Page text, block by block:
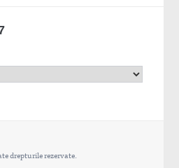
drepturile rezervate.